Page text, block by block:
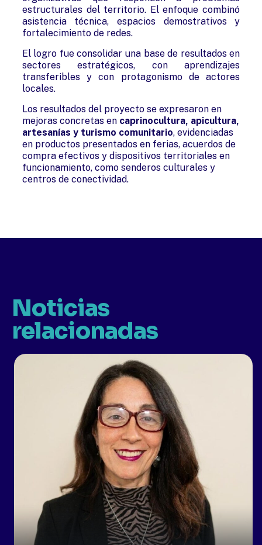
estructurales del territorio. El enfoque combinó
asistencia técnica, espacios demostrativos y
fortalecimiento de redes.
El logro fue consolidar una base de resultados en
sectores estratégicos, con aprendizajes
transferibles y con protagonismo de actores
locales.
Los resultados del proyecto se expresaron en
mejoras concretas en caprinocultura, apicultura,
artesanías y turismo comunitario, evidenciadas
en productos presentados en ferias, acuerdos de
compra efectivos y dispositivos territoriales en
funcionamiento, como senderos culturales y
centros de conectividad.
Noticias
relacionadas